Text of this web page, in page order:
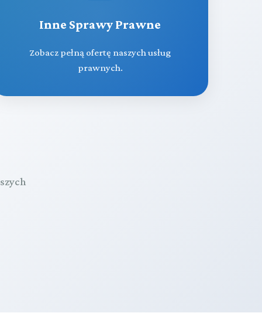
Inne Sprawy Prawne
Zobacz pełną ofertę naszych usług
prawnych.